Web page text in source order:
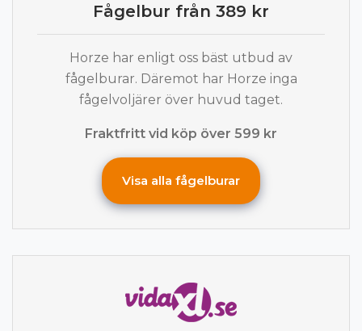
Fågelbur från 389 kr
Horze har enligt oss bäst utbud av
fågelburar. Däremot har Horze inga
fågelvoljärer över huvud taget.
Fraktfritt vid köp över 599 kr
Visa alla fågelburar